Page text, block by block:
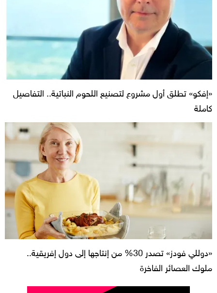
«إفكو» تطلق أول مشروع لتصنيع اللحوم النباتية.. التفاصيل
كاملة
«دوللي فودز» تصدر 30% من إنتاجها إلى دول إفريقية..
ملوك العصائر الفاخرة